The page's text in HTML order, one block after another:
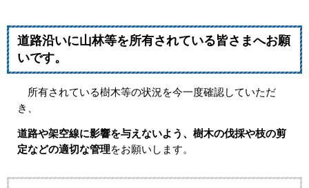
道路沿いに山林等を所有されている皆さまへお願
いです。
所有されている樹木等の状況を今一度確認していただ
き、
道路や架空線に影響を与えないよう、樹木の伐採や枝の剪
定などの適切な管理をお願いします。